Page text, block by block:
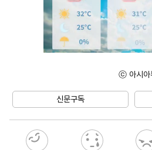
ⓒ 아시아
신문구독